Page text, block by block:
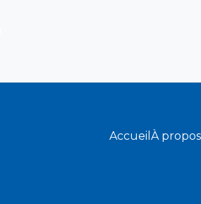
Accueil À propos